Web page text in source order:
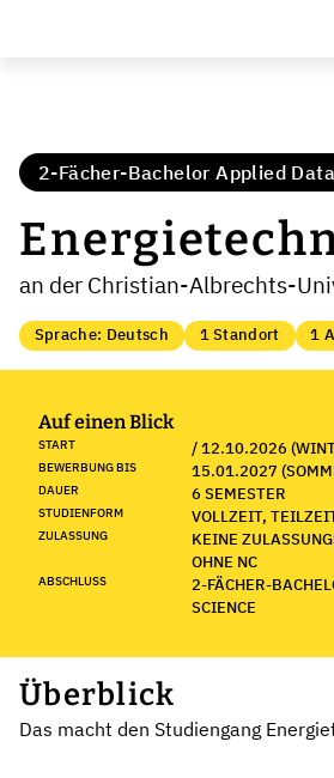
2-Fächer-Bachelor Applied
an der Christian-Albrechts-
Sprache: Deutsch 1 Standort 1
Auf einen Blick
START / 12.10.2026
BEWERBUNG BIS 15.01.2027
DAUER 6 SEMESTER
STUDIENFORM VOLLZEIT,
ZULASSUNG
KEINE
OHNE NC
ABSCHLUSS
2-FÄCHER-
SCIENCE
Überblick
Das macht den Studiengang